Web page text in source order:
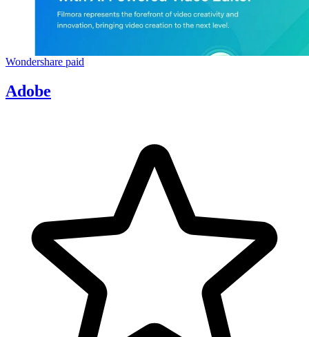
Wondershare paid
Adobe